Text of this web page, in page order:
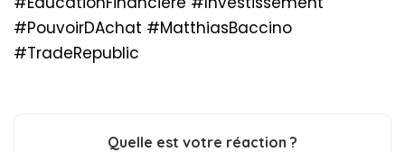
#PouvoirDAchat #MatthiasBaccino
#TradeRepublic
Quelle est votre réaction ?